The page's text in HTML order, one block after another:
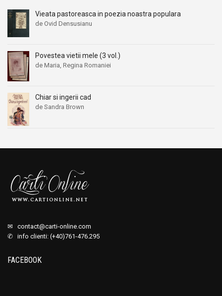
Vieata pastoreasca in poezia noastra populara
de Ovid Densusianu
Povestea vietii mele (3 vol.)
de Maria, Regina Romaniei
Chiar si ingerii cad
de Sandra Brown
✉ contact@carti-online.com
✆ info clienti: (+40)761-476.295
FACEBOOK